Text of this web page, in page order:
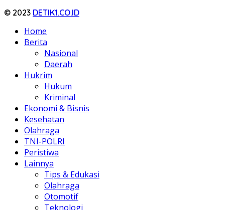
© 2023 DETIK1.CO.ID
Home
Berita
Nasional
Daerah
Hukrim
Hukum
Kriminal
Ekonomi & Bisnis
Kesehatan
Olahraga
TNI-POLRI
Peristiwa
Lainnya
Tips & Edukasi
Olahraga
Otomotif
Teknologi